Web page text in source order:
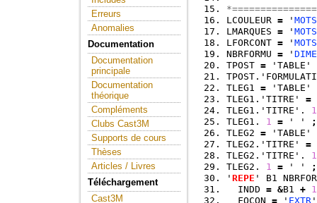
Erreurs
Anomalies
Documentation
Documentation
principale
Documentation
théorique
Compléments
Clubs Cast3M
Supports de cours
Thèses
Articles / Livres
Téléchargement
Cast3M
LCOULEUR = ' MOTS
LMARQUES = ' MOTS
LFORCONT = ' MOTS
NBRFORMU = ' DIME
TPOST = 'TABLE'
TLEG1 = 'TABLE'
TLEG1.'TITRE' =
TLEG1.'TITRE'. 1
TLEG1. 1 = ' '
;
TLEG2 = 'TABLE'
TLEG2.'TITRE' =
TLEG2.'TITRE'. 1
TLEG2. 1 = ' '
;
' REPE ' B1
  INDD
= &B1 + 1
  FOCON
= ' EXTR '